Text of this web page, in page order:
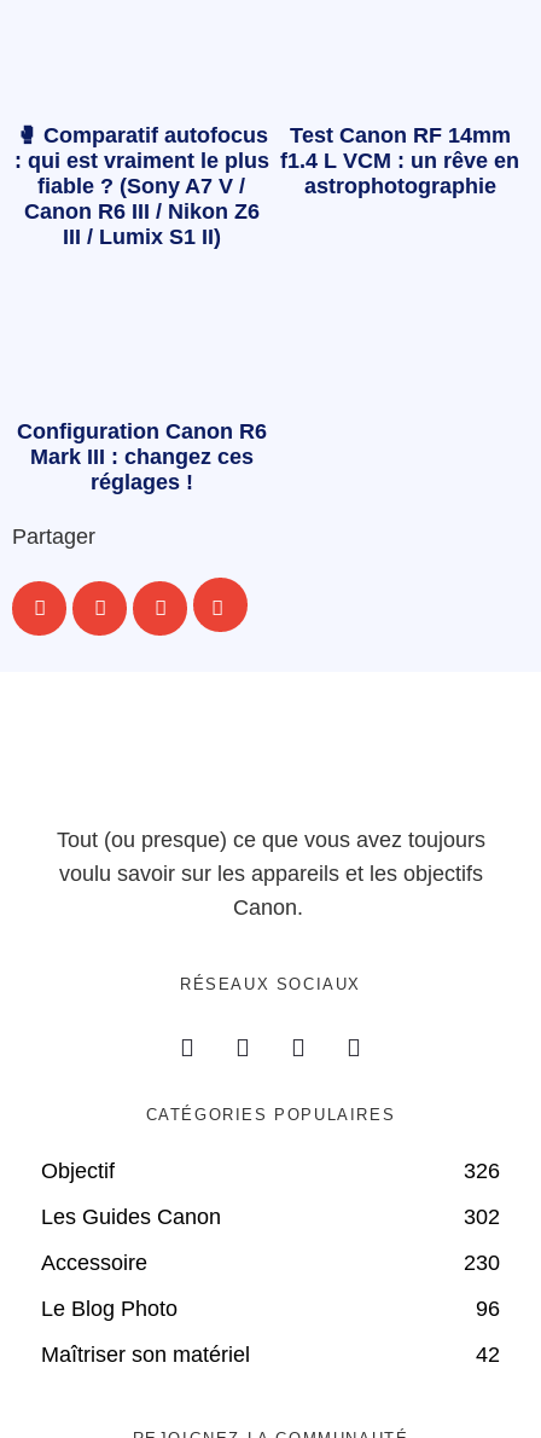
🥊 Comparatif autofocus
: qui est vraiment le plus
fiable ? (Sony A7 V /
Canon R6 III / Nikon Z6
III / Lumix S1 II)
Test Canon RF 14mm
f1.4 L VCM : un rêve en
astrophotographie
Configuration Canon R6
Mark III : changez ces
réglages !
Partager
Tout (ou presque) ce que vous avez toujours
voulu savoir sur les appareils et les objectifs
Canon.
RÉSEAUX SOCIAUX
CATÉGORIES POPULAIRES
Objectif
326
Les Guides Canon
302
Accessoire
230
Le Blog Photo
96
Maîtriser son matériel
42